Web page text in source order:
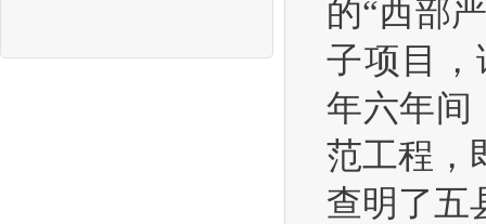
的“西部
子项目
年六年间
范工程，
查明了五